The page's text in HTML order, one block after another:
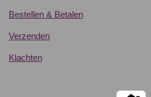
Bestellen & Betalen
Verzenden
Klachten